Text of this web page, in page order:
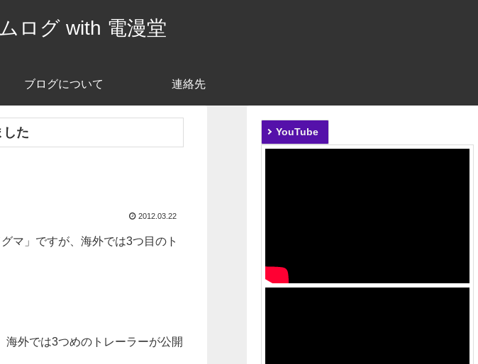
ログ with 電漫堂
ブログについて 連絡先
た
2012.03.22
マ」ですが、海外では3つ目のト
外では3つめのトレーラーが公開
YouTube